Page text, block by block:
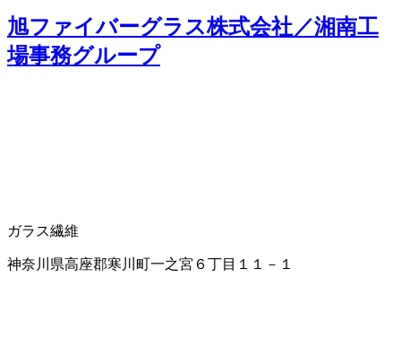
旭ファイバーグラス株式会社／湘南工
場事務グループ
ガラス繊維
神奈川県高座郡寒川町一之宮６丁目１１－１